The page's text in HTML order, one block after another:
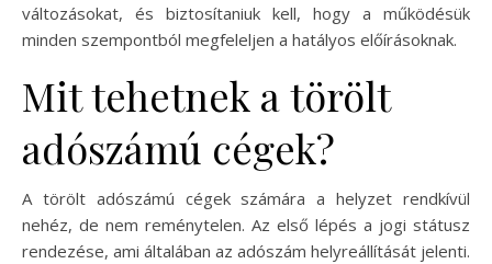
változásokat, és biztosítaniuk kell, hogy a működésük
minden szempontból megfeleljen a hatályos előírásoknak.
Mit tehetnek a törölt
adószámú cégek?
A törölt adószámú cégek számára a helyzet rendkívül
nehéz, de nem reménytelen. Az első lépés a jogi státusz
rendezése, ami általában az adószám helyreállítását jelenti.